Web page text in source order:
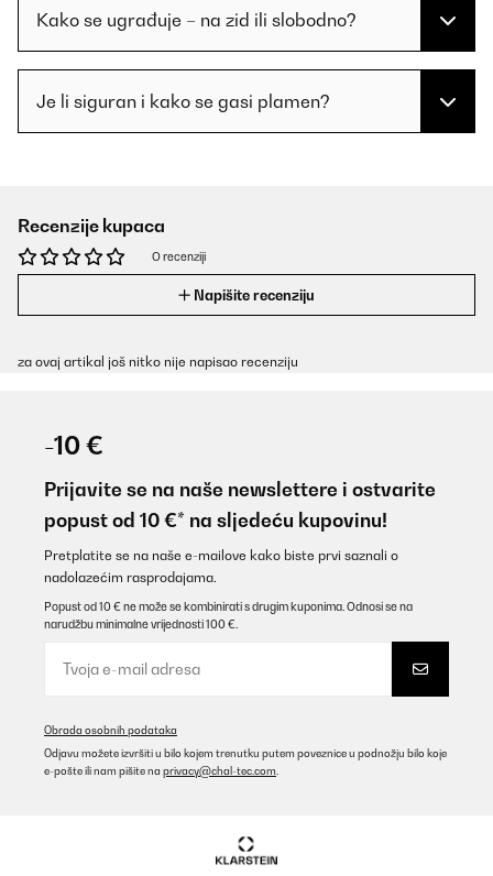
Kako se ugrađuje – na zid ili slobodno?
Je li siguran i kako se gasi plamen?
Recenzije kupaca
O recenziji
Napišite recenziju
za ovaj artikal još nitko nije napisao recenziju
-10 €
Prijavite se na naše newslettere i ostvarite
popust od 10 €* na sljedeću kupovinu!
Pretplatite se na naše e-mailove kako biste prvi saznali o
nadolazećim rasprodajama.
Popust od 10 € ne može se kombinirati s drugim kuponima. Odnosi se na
narudžbu minimalne vrijednosti 100 €.
Obrada osobnih podataka
Odjavu možete izvršiti u bilo kojem trenutku putem poveznice u podnožju bilo koje
e-pošte ili nam pišite na privacy@chal-tec.com